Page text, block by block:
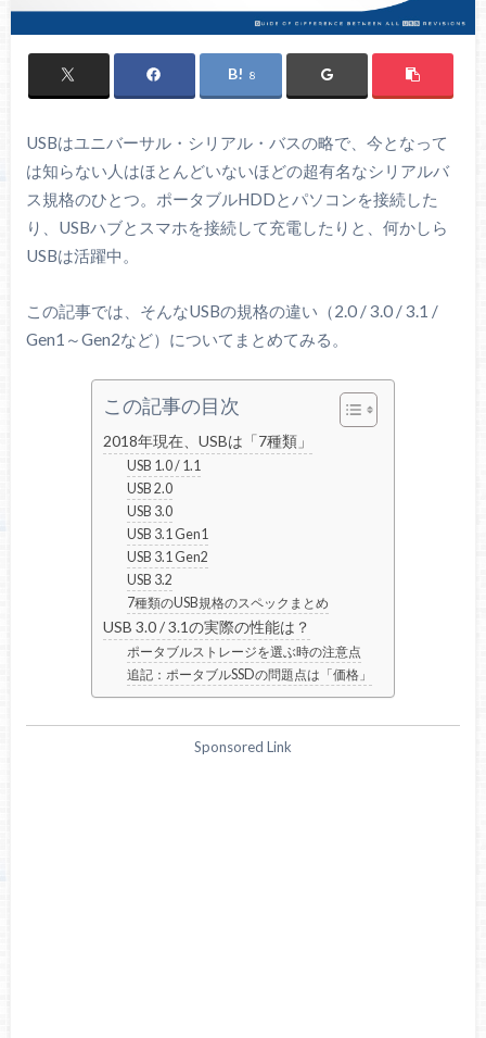
8
USBはユニバーサル・シリアル・バスの略で、今となって
は知らない人はほとんどいないほどの超有名なシリアルバ
ス規格のひとつ。ポータブルHDDとパソコンを接続した
り、USBハブとスマホを接続して充電したりと、何かしら
USBは活躍中。
この記事では、そんなUSBの規格の違い（2.0 / 3.0 / 3.1 /
Gen1～Gen2など）についてまとめてみる。
この記事の目次
2018年現在、USBは「7種類」
USB 1.0 / 1.1
USB 2.0
USB 3.0
USB 3.1 Gen1
USB 3.1 Gen2
USB 3.2
7種類のUSB規格のスペックまとめ
USB 3.0 / 3.1の実際の性能は？
ポータブルストレージを選ぶ時の注意点
追記：ポータブルSSDの問題点は「価格」
Sponsored Link